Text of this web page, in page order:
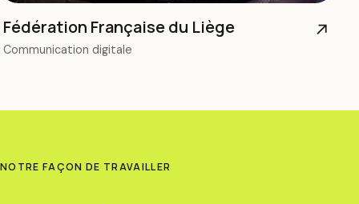
Fédération Française du Liège
Communication digitale
↗
NOTRE FAÇON DE TRAVAILLER